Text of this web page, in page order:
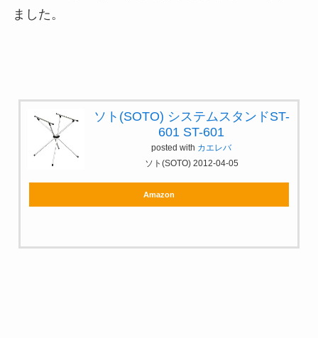
ました。
ソト(SOTO) システムスタンドST-
601 ST-601
posted with カエレバ
ソト(SOTO) 2012-04-05
Amazon